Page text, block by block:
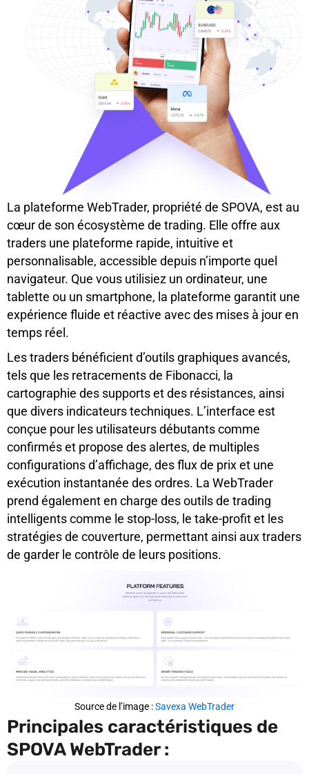
La plateforme WebTrader, propriété de SPOVA, est au
cœur de son écosystème de trading. Elle offre aux
traders une plateforme rapide, intuitive et
personnalisable, accessible depuis n’importe quel
navigateur. Que vous utilisiez un ordinateur, une
tablette ou un smartphone, la plateforme garantit une
expérience fluide et réactive avec des mises à jour en
temps réel.
Les traders bénéficient d’outils graphiques avancés,
tels que les retracements de Fibonacci, la
cartographie des supports et des résistances, ainsi
que divers indicateurs techniques. L’interface est
conçue pour les utilisateurs débutants comme
confirmés et propose des alertes, de multiples
configurations d’affichage, des flux de prix et une
exécution instantanée des ordres. La WebTrader
prend également en charge des outils de trading
intelligents comme le stop-loss, le take-profit et les
stratégies de couverture, permettant ainsi aux traders
de garder le contrôle de leurs positions.
Source de l’image :Savexa WebTrader
Principales caractéristiques de
SPOVA WebTrader :